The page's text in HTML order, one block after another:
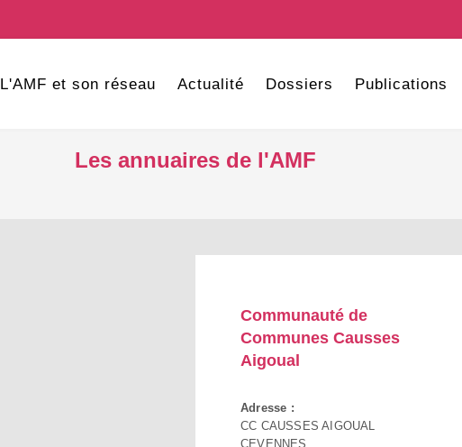
L'AMF et son réseau Actualité Dossiers Publications
Les annuaires de l'AMF
Communauté de
Communes Causses
Aigoual
Adresse :
CC CAUSSES AIGOUAL
CEVENNES